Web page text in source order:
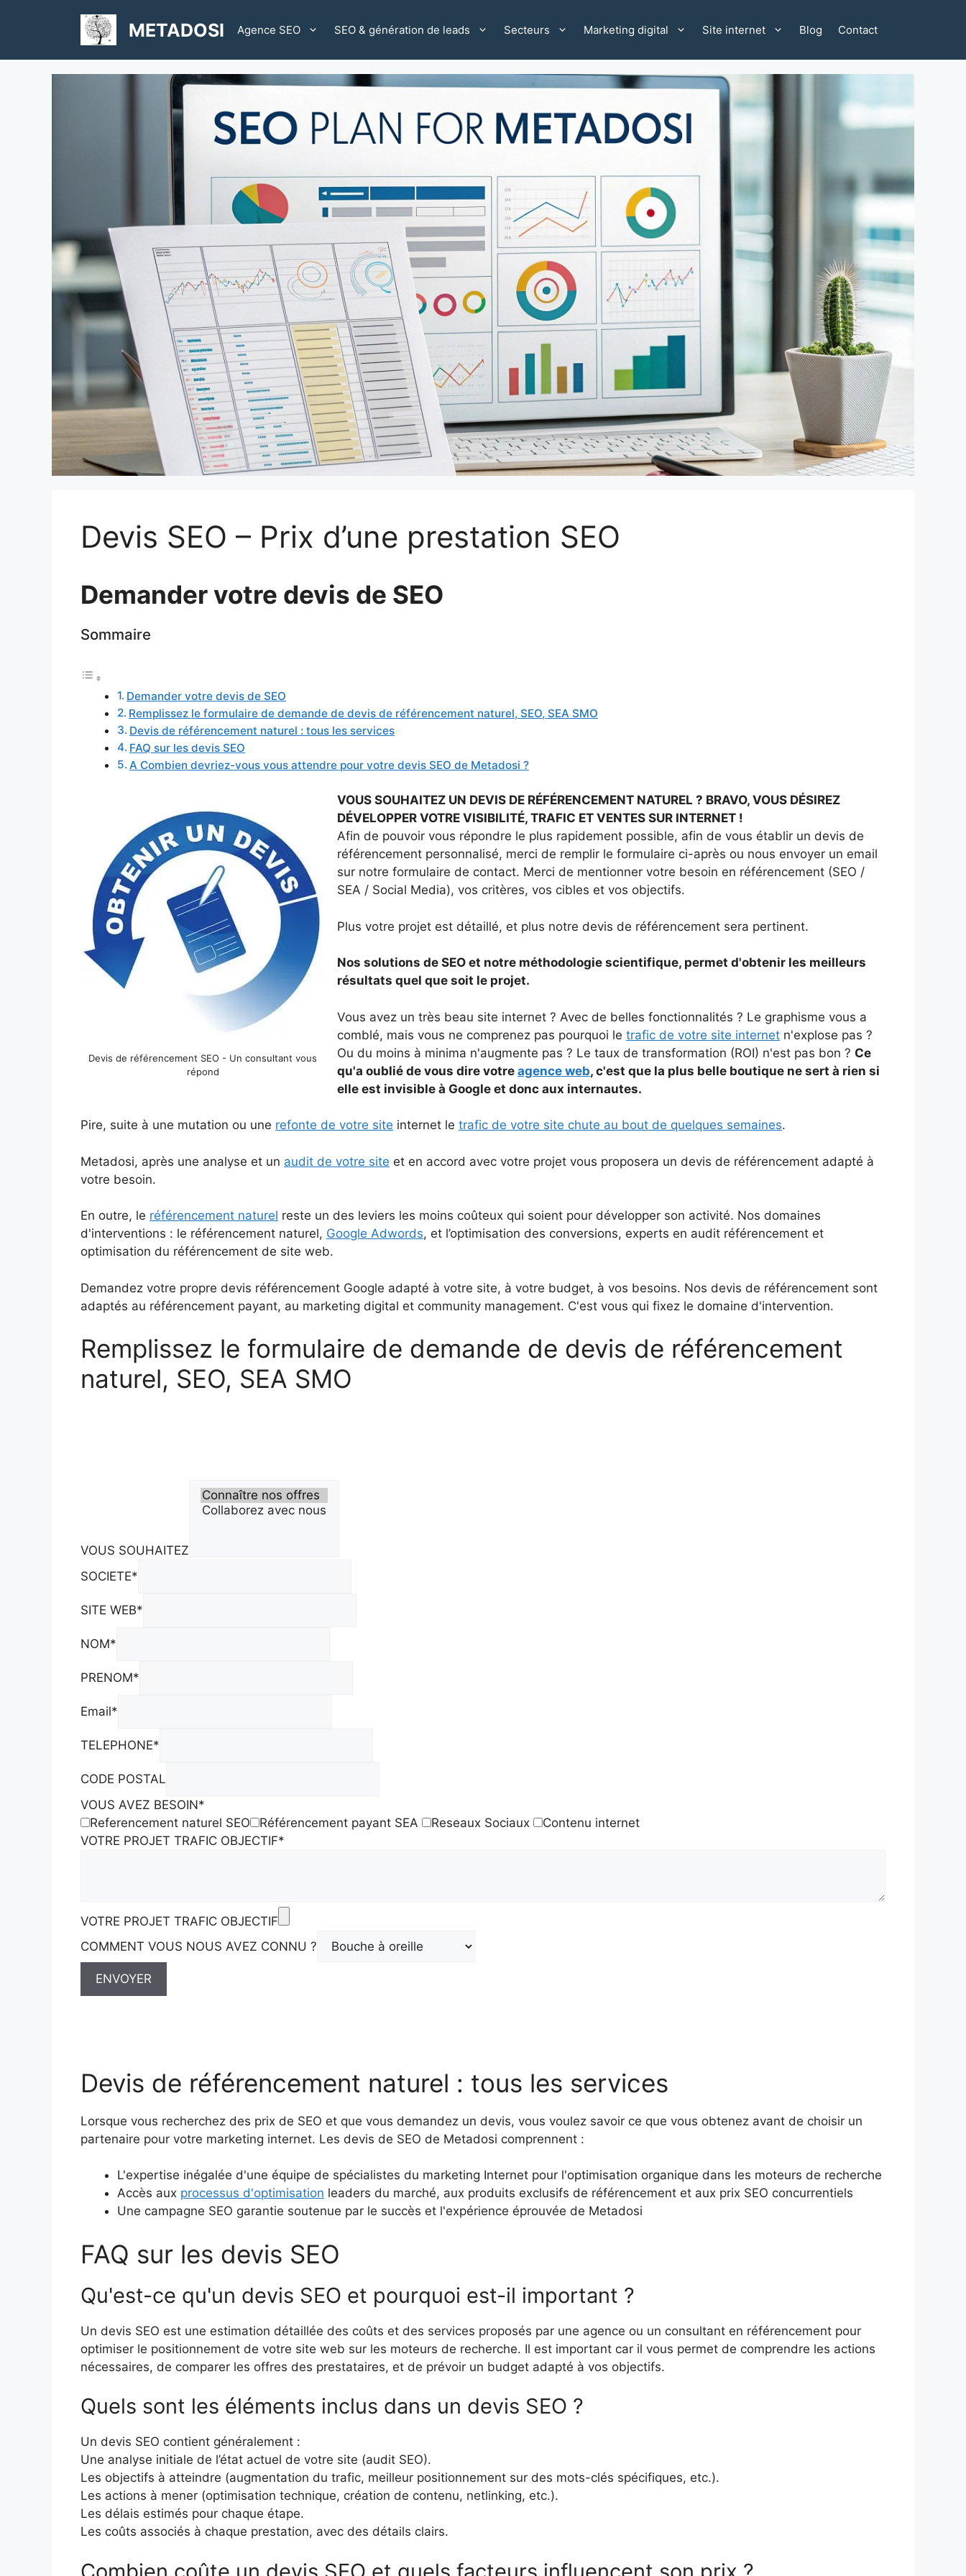
METADOSI Agence SEO SEO & génération de leads Secteurs Marketing digital Site internet Blog Contact
Devis SEO – Prix d’une prestation SEO
Demander votre devis de SEO
Sommaire
Demander votre devis de SEO
Remplissez le formulaire de demande de devis de référencement naturel, SEO, SEA SMO
Devis de référencement naturel : tous les services
FAQ sur les devis SEO
A Combien devriez-vous vous attendre pour votre devis SEO de Metadosi ?
Devis de référencement SEO - Un consultant vous
répond
VOUS SOUHAITEZ UN DEVIS DE RÉFÉRENCEMENT NATUREL ? BRAVO, VOUS DÉSIREZ
DÉVELOPPER VOTRE VISIBILITÉ, TRAFIC ET VENTES SUR INTERNET !
Afin de pouvoir vous répondre le plus rapidement possible, afin de vous établir un devis de
référencement personnalisé, merci de remplir le formulaire ci-après ou nous envoyer un email
sur notre formulaire de contact. Merci de mentionner votre besoin en référencement (SEO /
SEA / Social Media), vos critères, vos cibles et vos objectifs.
Plus votre projet est détaillé, et plus notre devis de référencement sera pertinent.
Nos solutions de SEO et notre méthodologie scientifique, permet d'obtenir les meilleurs
résultats quel que soit le projet.
Vous avez un très beau site internet ? Avec de belles fonctionnalités ? Le graphisme vous a
comblé, mais vous ne comprenez pas pourquoi le trafic de votre site internet n'explose pas ?
Ou du moins à minima n'augmente pas ? Le taux de transformation (ROI) n'est pas bon ? Ce
qu'a oublié de vous dire votre agence web, c'est que la plus belle boutique ne sert à rien si
elle est invisible à Google et donc aux internautes.
Pire, suite à une mutation ou une refonte de votre site internet le trafic de votre site chute au bout de quelques semaines.
Metadosi, après une analyse et un audit de votre site et en accord avec votre projet vous proposera un devis de référencement adapté à
votre besoin.
En outre, le référencement naturel reste un des leviers les moins coûteux qui soient pour développer son activité. Nos domaines
d'interventions : le référencement naturel, Google Adwords, et l’optimisation des conversions, experts en audit référencement et
optimisation du référencement de site web.
Demandez votre propre devis référencement Google adapté à votre site, à votre budget, à vos besoins. Nos devis de référencement sont
adaptés au référencement payant, au marketing digital et community management. C'est vous qui fixez le domaine d'intervention.
Remplissez le formulaire de demande de devis de référencement
naturel, SEO, SEA SMO
VOUS SOUHAITEZ
SOCIETE*
SITE WEB*
NOM*
PRENOM*
Email*
TELEPHONE*
CODE POSTAL
VOUS AVEZ BESOIN*
Referencement naturel SEO
Référencement payant SEA Reseaux Sociaux
Contenu internet
VOTRE PROJET TRAFIC OBJECTIF*
VOTRE PROJET TRAFIC OBJECTIF
COMMENT VOUS NOUS AVEZ CONNU ?
ENVOYER
Devis de référencement naturel : tous les services
Lorsque vous recherchez des prix de SEO et que vous demandez un devis, vous voulez savoir ce que vous obtenez avant de choisir un
partenaire pour votre marketing internet. Les devis de SEO de Metadosi comprennent :
L'expertise inégalée d'une équipe de spécialistes du marketing Internet pour l'optimisation organique dans les moteurs de recherche
Accès aux processus d'optimisation leaders du marché, aux produits exclusifs de référencement et aux prix SEO concurrentiels
Une campagne SEO garantie soutenue par le succès et l'expérience éprouvée de Metadosi
FAQ sur les devis SEO
Qu'est-ce qu'un devis SEO et pourquoi est-il important ?
Un devis SEO est une estimation détaillée des coûts et des services proposés par une agence ou un consultant en référencement pour
optimiser le positionnement de votre site web sur les moteurs de recherche. Il est important car il vous permet de comprendre les actions
nécessaires, de comparer les offres des prestataires, et de prévoir un budget adapté à vos objectifs.
Quels sont les éléments inclus dans un devis SEO ?
Un devis SEO contient généralement :
Une analyse initiale de l’état actuel de votre site (audit SEO).
Les objectifs à atteindre (augmentation du trafic, meilleur positionnement sur des mots-clés spécifiques, etc.).
Les actions à mener (optimisation technique, création de contenu, netlinking, etc.).
Les délais estimés pour chaque étape.
Les coûts associés à chaque prestation, avec des détails clairs.